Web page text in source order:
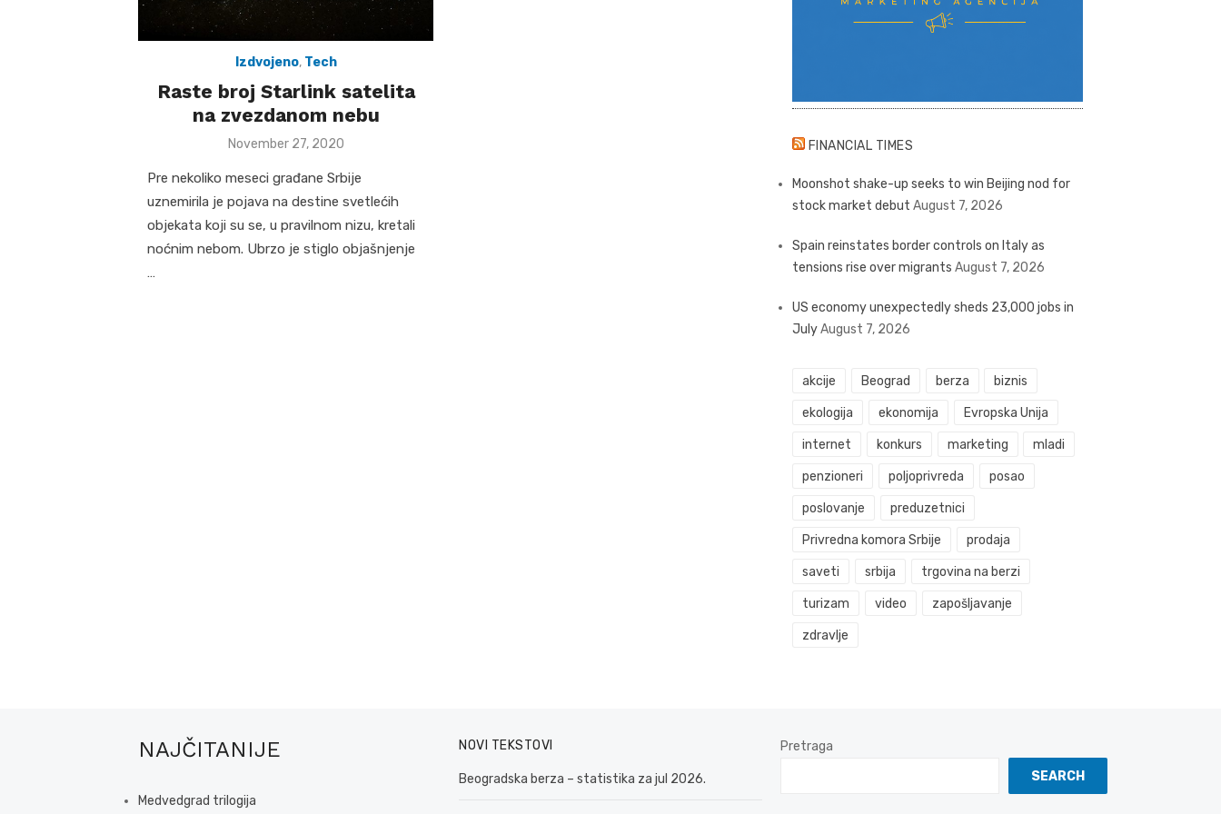
Izdvojeno, Tech
Raste broj Starlink satelita
na zvezdanom nebu
Posted
November 27, 2020
Pre nekoliko meseci građane Srbije
uznemirila je pojava na destine svetlećih
objekata koji su se, u pravilnom nizu, kretali
noćnim nebom. Ubrzo je stiglo objašnjenje
…
FINANCIAL TIMES
Moonshot shake-up seeks to win Beijing nod for
stock market debut August 7, 2026
Spain reinstates border controls on Italy as
tensions rise over migrants August 7, 2026
US economy unexpectedly sheds 23,000 jobs in
JulyAugust 7, 2026
akcije Beograd berza biznis
ekologija ekonomija Evropska Unija
internet konkurs marketing mladi
penzioneri poljoprivreda posao
poslovanje preduzetnici
Privredna komora Srbije prodaja
saveti srbija trgovina na berzi
turizam video zapošljavanje
zdravlje
NAJČITANIJE
Medvedgrad trilogija
NOVI TEKSTOVI
Beogradska berza – statistika za jul 2026.
Pretraga
SEARCH